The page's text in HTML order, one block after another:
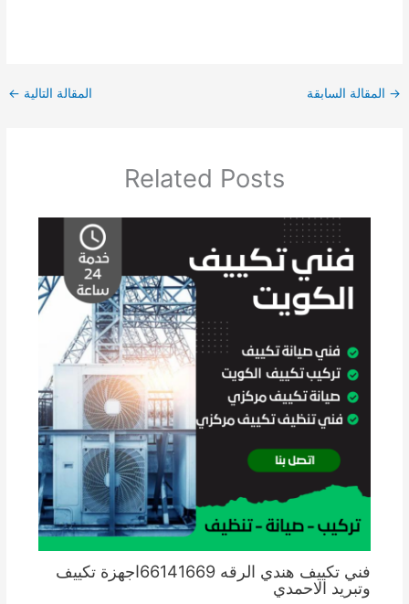
→ المقالة السابقة المقالة التالية ←
Related Posts
فني تكييف هندي الرقه 66141669اجهزة تكييف
وتبريد الاحمدي